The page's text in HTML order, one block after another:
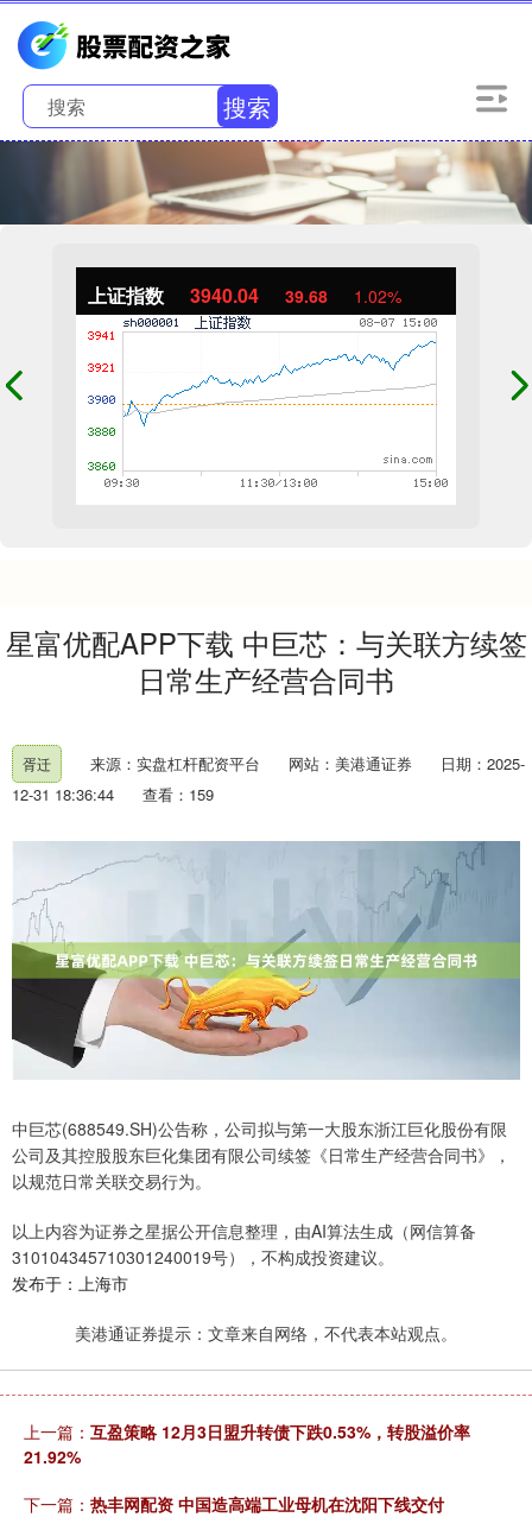
搜索
上证指数 3940.04 39.68 1.02%
星富优配APP下载 中巨芯：与关联方续签
日常生产经营合同书
胥迁 来源：实盘杠杆配资平台 网站：美港通证券
日期：2025-
12-31 18:36:44
查看：159
中巨芯(688549.SH)公告称，公司拟与第一大股东浙江巨化股份有限
公司及其控股股东巨化集团有限公司续签《日常生产经营合同书》，
以规范日常关联交易行为。
以上内容为证券之星据公开信息整理，由AI算法生成（网信算备
310104345710301240019号），不构成投资建议。
发布于：上海市
美港通证券提示：文章来自网络，不代表本站观点。
上一篇： 互盈策略 12月3日盟升转债下跌0.53%，转股溢价率
21.92%
下一篇： 热丰网配资 中国造高端工业母机在沈阳下线交付